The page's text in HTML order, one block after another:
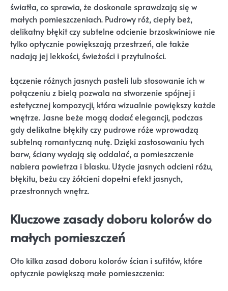
światła, co sprawia, że doskonale sprawdzają się w
małych pomieszczeniach. Pudrowy róż, ciepły beż,
delikatny błękit czy subtelne odcienie brzoskwiniowe nie
tylko optycznie powiększają przestrzeń, ale także
nadają jej lekkości, świeżości i przytulności.
Łączenie różnych jasnych pasteli lub stosowanie ich w
połączeniu z bielą pozwala na stworzenie spójnej i
estetycznej kompozycji, która wizualnie powiększy każde
wnętrze. Jasne beże mogą dodać elegancji, podczas
gdy delikatne błękity czy pudrowe róże wprowadzą
subtelną romantyczną nutę. Dzięki zastosowaniu tych
barw, ściany wydają się oddalać, a pomieszczenie
nabiera powietrza i blasku. Użycie jasnych odcieni różu,
błękitu, beżu czy żółcieni dopełni efekt jasnych,
przestronnych wnętrz.
Kluczowe zasady doboru kolorów do
małych pomieszczeń
Oto kilka zasad doboru kolorów ścian i sufitów, które
optycznie powiększą małe pomieszczenia: